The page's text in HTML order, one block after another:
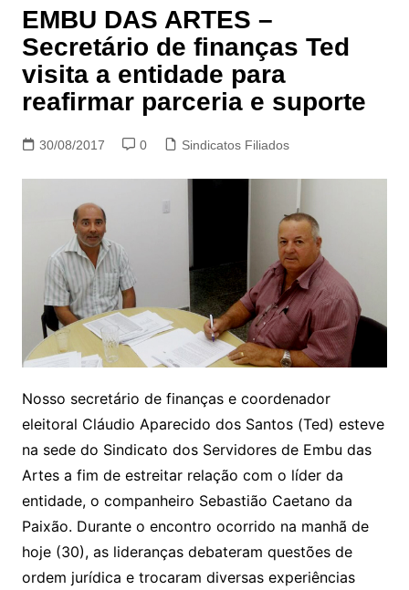
EMBU DAS ARTES –
Secretário de finanças Ted
visita a entidade para
reafirmar parceria e suporte
30/08/2017 0 Sindicatos Filiados
Nosso secretário de finanças e coordenador
eleitoral Cláudio Aparecido dos Santos (Ted) esteve
na sede do Sindicato dos Servidores de Embu das
Artes a fim de estreitar relação com o líder da
entidade, o companheiro Sebastião Caetano da
Paixão. Durante o encontro ocorrido na manhã de
hoje (30), as lideranças debateram questões de
ordem jurídica e trocaram diversas experiências